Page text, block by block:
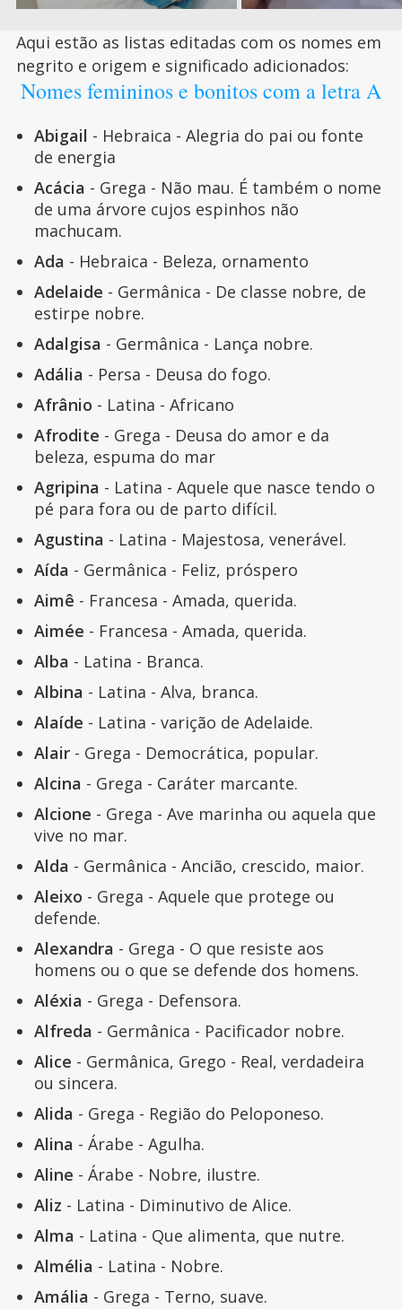
Aqui estão as listas editadas com os nomes em
negrito e origem e significado adicionados:
Nomes femininos e bonitos com a letra A
Abigail - Hebraica - Alegria do pai ou fonte
de energia
Acácia - Grega - Não mau. É também o nome
de uma árvore cujos espinhos não
machucam.
Ada - Hebraica - Beleza, ornamento
Adelaide - Germânica - De classe nobre, de
estirpe nobre.
Adalgisa - Germânica - Lança nobre.
Adália - Persa - Deusa do fogo.
Afrânio - Latina - Africano
Afrodite - Grega - Deusa do amor e da
beleza, espuma do mar
Agripina - Latina - Aquele que nasce tendo o
pé para fora ou de parto difícil.
Agustina - Latina - Majestosa, venerável.
Aída - Germânica - Feliz, próspero
Aimê - Francesa - Amada, querida.
Aimée - Francesa - Amada, querida.
Alba - Latina - Branca.
Albina - Latina - Alva, branca.
Alaíde - Latina - varição de Adelaide.
Alair- Grega - Democrática, popular.
Alcina - Grega - Caráter marcante.
Alcione - Grega - Ave marinha ou aquela que
vive no mar.
Alda - Germânica - Ancião, crescido, maior.
Aleixo - Grega - Aquele que protege ou
defende.
Alexandra - Grega - O que resiste aos
homens ou o que se defende dos homens.
Aléxia - Grega - Defensora.
Alfreda - Germânica - Pacificador nobre.
Alice - Germânica, Grego - Real, verdadeira
ou sincera.
Alida - Grega - Região do Peloponeso.
Alina - Árabe - Agulha.
Aline - Árabe - Nobre, ilustre.
Aliz - Latina - Diminutivo de Alice.
Alma - Latina - Que alimenta, que nutre.
Almélia - Latina - Nobre.
Amália - Grega - Terno, suave.